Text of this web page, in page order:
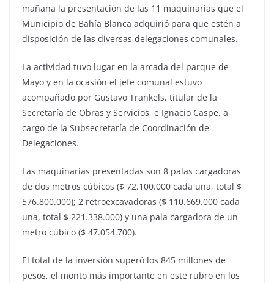
mañana la presentación de las 11 maquinarias que el
Municipio de Bahía Blanca adquirió para que estén a
disposición de las diversas delegaciones comunales.
La actividad tuvo lugar en la arcada del parque de
Mayo y en la ocasión el jefe comunal estuvo
acompañado por Gustavo Trankels, titular de la
Secretaría de Obras y Servicios, e Ignacio Caspe, a
cargo de la Subsecretaría de Coordinación de
Delegaciones.
Las maquinarias presentadas son 8 palas cargadoras
de dos metros cúbicos ($ 72.100.000 cada una, total $
576.800.000); 2 retroexcavadoras ($ 110.669.000 cada
una, total $ 221.338.000) y una pala cargadora de un
metro cúbico ($ 47.054.700).
El total de la inversión superó los 845 millones de
pesos, el monto más importante en este rubro en los